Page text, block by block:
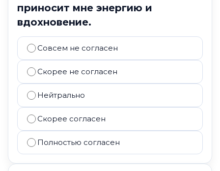
приносит мне энергию и
вдохновение.
Совсем не согласен
Скорее не согласен
Нейтрально
Скорее согласен
Полностью согласен